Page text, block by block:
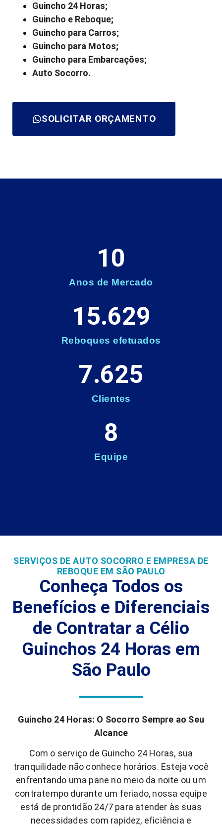
Guincho 24 Horas;
Guincho e Reboque;
Guincho para Carros;
Guincho para Motos;
Guincho para Embarcações;
Auto Socorro.
SOLICITAR ORÇAMENTO
Anos de Mercado
10
Reboques efetuados
15.629
Clientes
7.625
Equipe
8
SERVIÇOS DE AUTO SOCORRO E EMPRESA DE
REBOQUE EM SÃO PAULO
Conheça Todos os
Benefícios e Diferenciais
de Contratar a Célio
Guinchos 24 Horas em
São Paulo
Guincho 24 Horas: O Socorro Sempre ao Seu
Alcance
Com o serviço de Guincho 24 Horas, sua
tranquilidade não conhece horários. Esteja você
enfrentando uma pane no meio da noite ou um
contratempo durante um feriado, nossa equipe
está de prontidão 24/7 para atender às suas
necessidades com rapidez, eficiência e